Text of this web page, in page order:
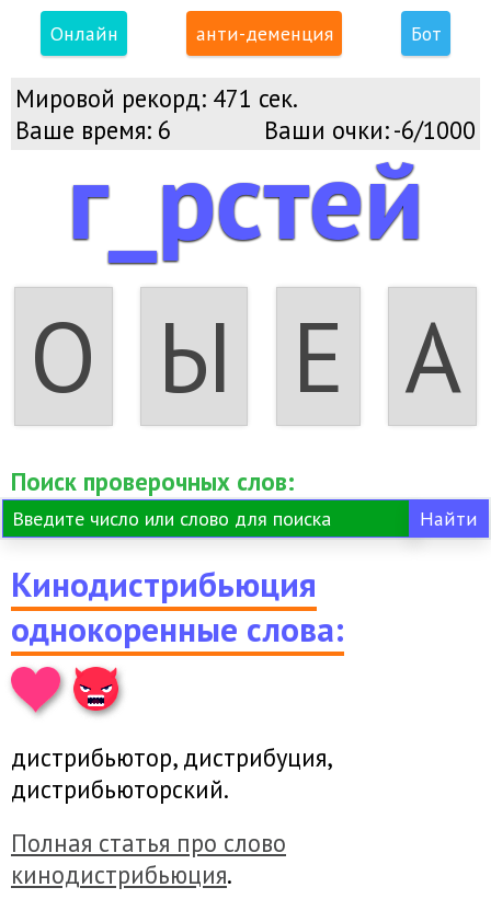
Онлайн анти-деменция Бот
Мировой рекорд: 471 сек.
Ваше время: 6 Ваши очки:-6/1000
г_рстей
О Ы Е А
Поиск проверочных слов:
Кинодистрибьюция
однокоренные слова:
дистрибьютор, дистрибуция,
дистрибьюторский.
Полная статья про слово
кинодистрибьюция.